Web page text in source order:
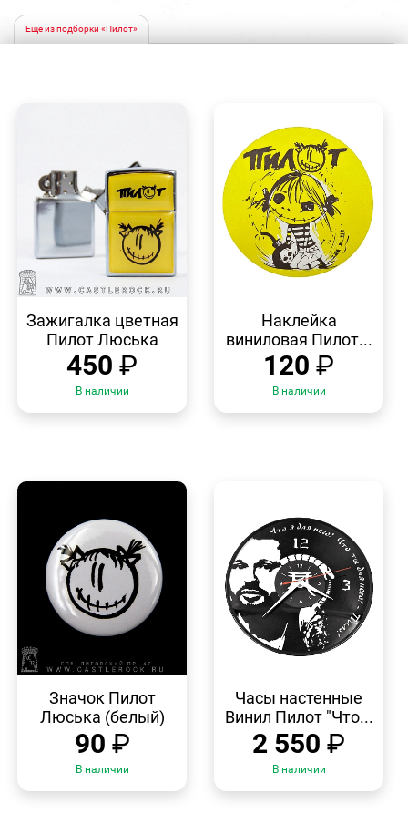
Еще из подборки «Пилот»
Зажигалка цветная
Пилот Люська
450 ₽
В наличии
ПРОСМОТР
Наклейка
виниловая Пилот...
120 ₽
В наличии
ПРОСМОТР
Значок Пилот
Люська (белый)
90 ₽
В наличии
ПРОСМОТР
Часы настенные
Винил Пилот "Что...
2 550 ₽
В наличии